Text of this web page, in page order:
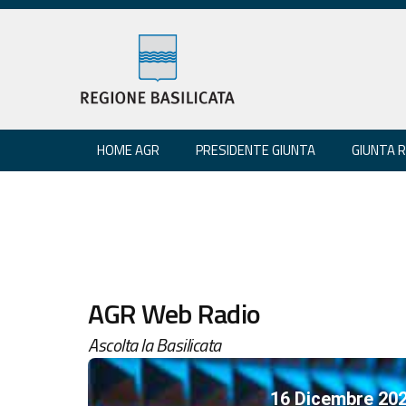
HOME AGR PRESIDENTE GIUNTA GIUNTA
AGR Web Radio
Ascolta la Basilicata
16 Dicembre